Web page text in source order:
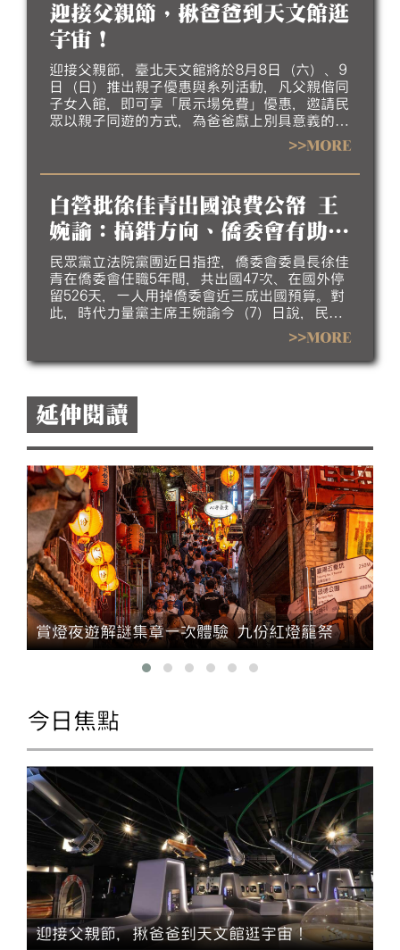
迎接父親節，揪爸爸到天文館逛
宇宙！
迎接父親節，臺北天文館將於8月8日（六）、9
日（日）推出親子優惠與系列活動，凡父親偕同
子女入館，即可享「展示場免費」優惠，邀請民
眾以親子同遊的方式，為爸爸獻上別具意義的節
>>MORE
白營批徐佳青出國浪費公帑 王
婉諭：搞錯方向、僑委會有助台
灣外交
民眾黨立法院黨團近日指控，僑委會委員長徐佳
青在僑委會任職5年間，共出國47次、在國外停
留526天，一人用掉僑委會近三成出國預算。對
此，時代力量黨主席王婉諭今（7）日說，民眾
黨根本搞錯方向。她指出，台灣外交處境非常艱
難，僑委會委員長可藉僑務名義到非邦交國，為
台灣爭取國際曝光，甚至接觸他國政要；若僑委
>>MORE
延伸閱讀
賞燈夜遊解謎集章一次體驗 九份紅燈籠祭
今日焦點
迎接父親節，揪爸爸到天文館逛宇宙！